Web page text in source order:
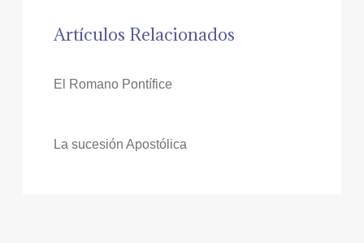
Artículos Relacionados
El Romano Pontífice
La sucesión Apostólica